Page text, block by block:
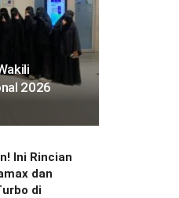
2026
Ini Rincian
dan
di